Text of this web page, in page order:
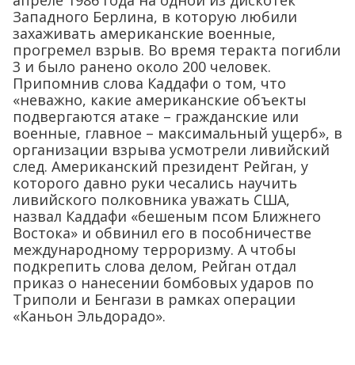
Западного Берлина, в которую любили
захаживать американские военные,
прогремел взрыв. Во время теракта погибли
3 и было ранено около 200 человек.
Припомнив слова Каддафи о том, что
«неважно, какие американские объекты
подвергаются атаке – гражданские или
военные, главное – максимальный ущерб», в
организации взрыва усмотрели ливийский
след. Американский президент Рейган, у
которого давно руки чесались научить
ливийского полковника уважать США,
назвал Каддафи «бешеным псом Ближнего
Востока» и обвинил его в пособничестве
международному терроризму. А чтобы
подкрепить слова делом, Рейган отдал
приказ о нанесении бомбовых ударов по
Триполи и Бенгази в рамках операции
«Каньон Эльдорадо».